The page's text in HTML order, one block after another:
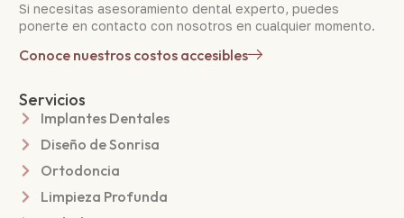
Si necesitas asesoramiento dental experto, puedes
ponerte en contacto con nosotros en cualquier momento.
Conoce nuestros costos accesibles
Servicios
Implantes Dentales
Diseño de Sonrisa
Ortodoncia
Limpieza Profunda